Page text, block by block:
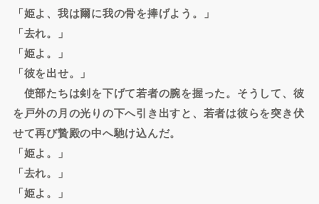
「姫よ、我は爾に我の骨を捧げよう。」
「去れ。」
「姫よ。」
「彼を出せ。」
使部たちは剣を下げて若者の腕を握った。そうして、彼
を戸外の月の光りの下へ引き出すと、若者は彼らを突き伏
せて再び贄殿の中へ馳け込んだ。
「姫よ。」
「去れ。」
「姫よ。」